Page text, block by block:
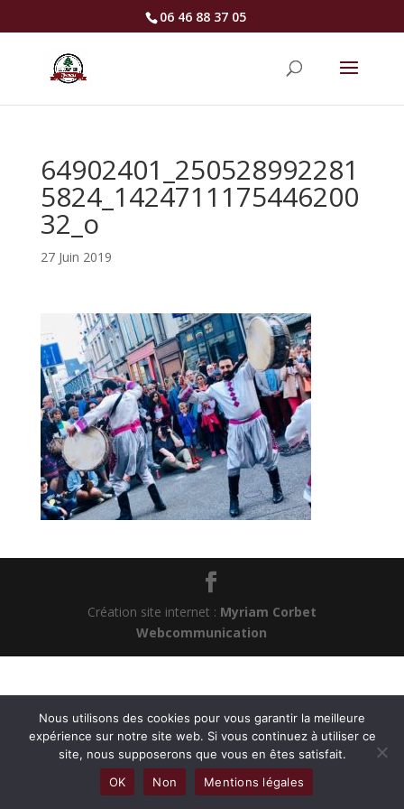
06 46 88 37 05
64902401_250528992281
5824_1424711175446200
32_o
27 Juin 2019
Création site internet : Myriam Corbet
Webcommunication
Nous utilisons des cookies pour vous garantir la meilleure
expérience sur notre site web. Si vous continuez à utiliser ce
site, nous supposerons que vous en êtes satisfait.
OK
Non Mentions légales